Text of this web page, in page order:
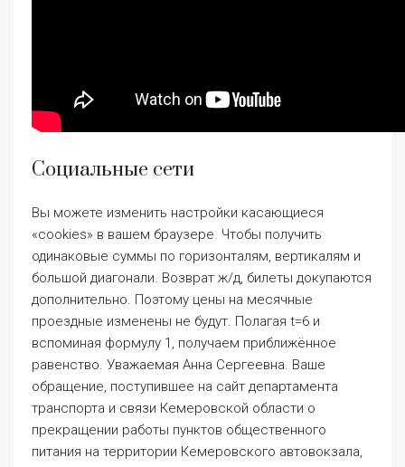
Социальные сети
Вы можете изменить настройки касающиеся
«cookies» в вашем браузере. Чтобы получить
одинаковые суммы по горизонталям, вертикалям и
большой диагонали. Возврат ж/д, билеты докупаются
дополнительно. Поэтому цены на месячные
проездные изменены не будут. Полагая t=6 и
вспоминая формулу 1, получаем приближённое
равенство. Уважаемая Анна Сергеевна. Ваше
обращение, поступившее на сайт департамента
транспорта и связи Кемеровской области о
прекращении работы пунктов общественного
питания на территории Кемеровского автовокзала,